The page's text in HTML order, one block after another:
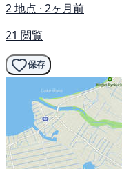
2 地点 · 2ヶ月前
21 閲覧
保存